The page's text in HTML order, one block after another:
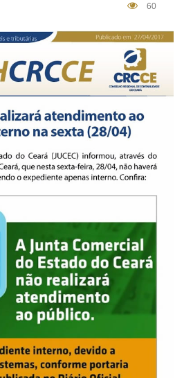
60